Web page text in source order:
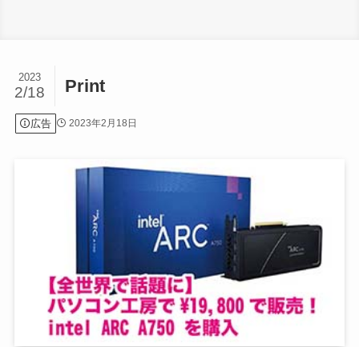
Print
2023
2/18
広告 2023年2月18日